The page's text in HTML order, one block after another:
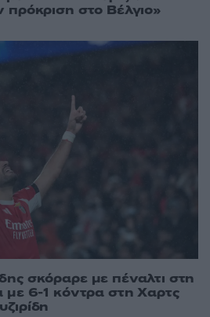
στο Βέλγιο»
σκόραρε με πέναλτι στη
με 6-1 κόντρα στη Χαρτς